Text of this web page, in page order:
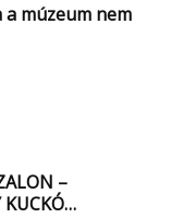
a múzeum nem
–